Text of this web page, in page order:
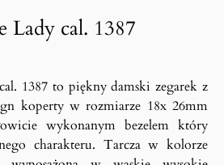
Lady cal. 1387
1387 to piękny damski zegarek z
koperty w rozmiarze 18x 26mm
wykonanym bezelem który
charakteru. Tarcza w kolorze